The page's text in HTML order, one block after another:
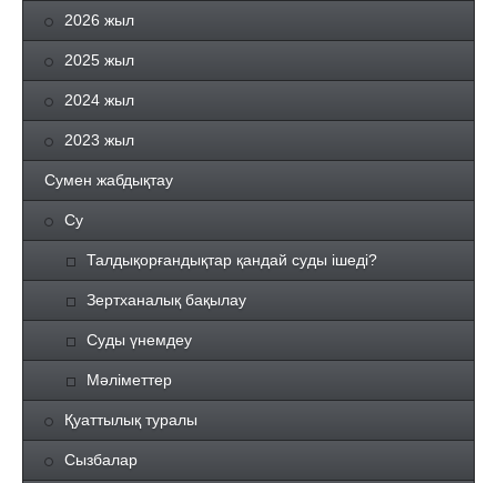
2026 жыл
2025 жыл
2024 жыл
2023 жыл
Сумен жабдықтау
Су
Талдықорғандықтар қандай суды ішеді?
Зертханалық бақылау
Суды үнемдеу
Мәліметтер
Қуаттылық туралы
Сызбалар